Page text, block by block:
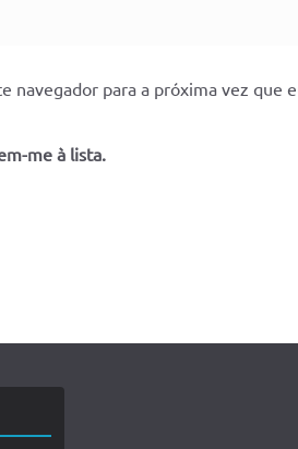
navegador para a próxima vez que
me à lista.